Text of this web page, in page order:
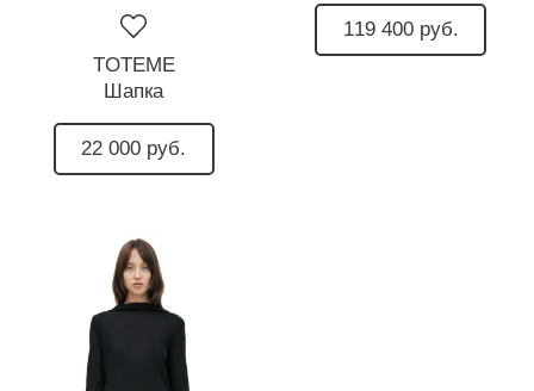
TOTEME
Шапка
22 000 руб.
119 400 руб.